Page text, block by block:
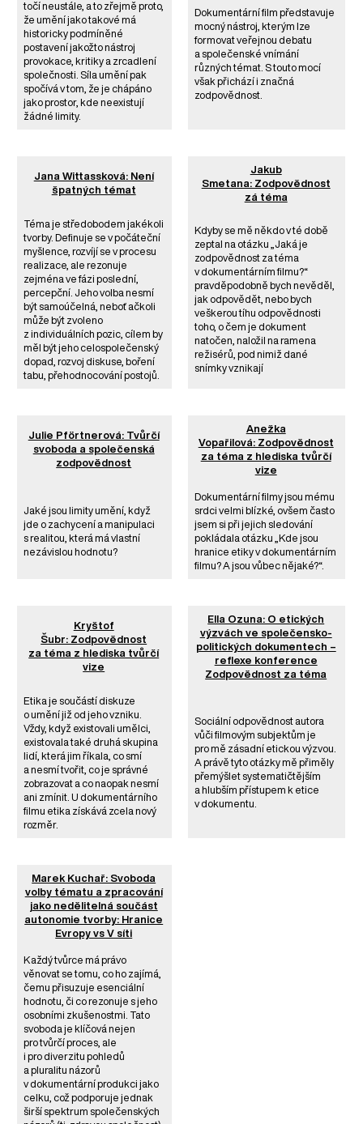
točí neustále, a to zřejmě proto,
že umění jako takové má
historicky podmíněné
postavení jakožto nástroj
provokace, kritiky a zrcadlení
společnosti. Síla umění pak
spočívá v tom, že je chápáno
jako prostor, kde neexistují
žádné limity.
Dokumentární film představuje
mocný nástroj, kterým lze
formovat veřejnou debatu
a společenské vnímání
různých témat. S touto mocí
však přichází i značná
zodpovědnost.
Jana Wittassková: Není
špatných témat
Jakub
Smetana: Zodpovědnost
zá téma
Téma je středobodem jakékoli
tvorby. Definuje se v počáteční
myšlence, rozvíjí se v procesu
realizace, ale rezonuje
zejména ve fázi poslední,
percepční. Jeho volba nesmí
být samoúčelná, neboť ačkoli
může být zvoleno
z individuálních pozic, cílem by
měl být jeho celospolečenský
dopad, rozvoj diskuse, boření
tabu, přehodnocování postojů.
Kdyby se mě někdo v té době
zeptal na otázku „Jaká je
zodpovědnost za téma
v dokumentárním filmu?“
pravděpodobně bych nevěděl,
jak odpovědět, nebo bych
veškerou tíhu odpovědnosti
toho, o čem je dokument
natočen, naložil na ramena
režisérů, pod nimiž dané
snímky vznikají
Julie Pförtnerová: Tvůrčí
svoboda a společenská
zodpovědnost
Anežka
Vopařilová: Zodpovědnost
za téma z hlediska tvůrčí
vize
Jaké jsou limity umění, když
jde o zachycení a manipulaci
s realitou, která má vlastní
nezávislou hodnotu?
Dokumentární filmy jsou mému
srdci velmi blízké, ovšem často
jsem si při jejich sledování
pokládala otázku „Kde jsou
hranice etiky v dokumentárním
filmu? A jsou vůbec nějaké?“.
Kryštof
Šubr: Zodpovědnost
za téma z hlediska tvůrčí
vize
Ella Ozuna: O etických
výzvách ve společensko-
politických dokumentech –
reflexe konference
Zodpovědnost za téma
Etika je součástí diskuze
o umění již od jeho vzniku.
Vždy, když existovali umělci,
existovala také druhá skupina
lidí, která jim říkala, co smí
a nesmí tvořit, co je správné
zobrazovat a co naopak nesmí
ani zmínit. U dokumentárního
filmu etika získává zcela nový
rozměr.
Sociální odpovědnost autora
vůči filmovým subjektům je
pro mě zásadní etickou výzvou.
A právě tyto otázky mě přiměly
přemýšlet systematičtějším
a hlubším přístupem k etice
v dokumentu.
Marek Kuchař: Svoboda
volby tématu a zpracování
jako nedělitelná součást
autonomie tvorby: Hranice
Evropy vs V síti
Každý tvůrce má právo
věnovat se tomu, co ho zajímá,
čemu přisuzuje esenciální
hodnotu, či co rezonuje s jeho
osobními zkušenostmi. Tato
svoboda je klíčová nejen
pro tvůrčí proces, ale
i pro diverzitu pohledů
a pluralitu názorů
v dokumentární produkci jako
celku, což podporuje jednak
širší spektrum společenských